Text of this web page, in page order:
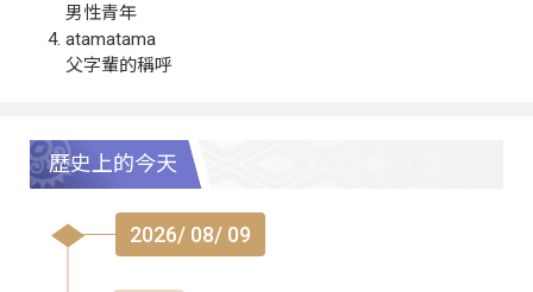
男性青年
atamatama
父字輩的稱呼
歷史上的今天
2026/ 08/ 09